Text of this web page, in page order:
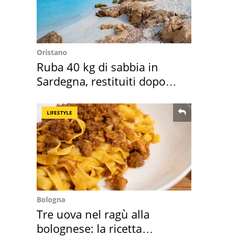
Oristano
Ruba 40 kg di sabbia in
Sardegna, restituiti dopo
LIFESTYLE
Bologna
Tre uova nel ragù alla
bolognese: la ricetta